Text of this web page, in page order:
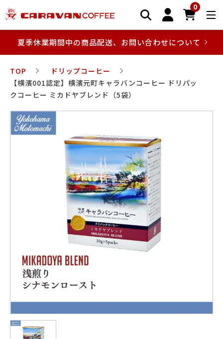
0
夏季休業期間中の商品配送、お問い合わせについて
TOP
ドリップコーヒー
【横濱001認定】横濱元町キャラバンコーヒー ドリパッ
クコーヒー ミカドヤブレンド（5袋）